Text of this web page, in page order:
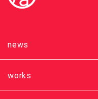
news
works